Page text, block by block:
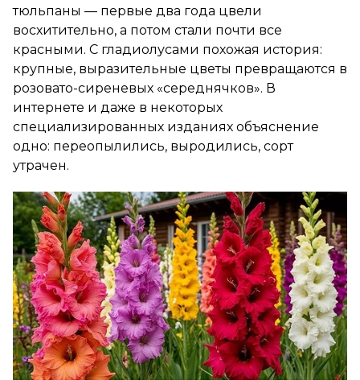
тюльпаны — первые два года цвели
восхитительно, а потом стали почти все
красными. С гладиолусами похожая история:
крупные, выразительные цветы превращаются в
розовато-сиреневых «середнячков». В
интернете и даже в некоторых
специализированных изданиях объяснение
одно: переопылились, выродились, сорт
утрачен.